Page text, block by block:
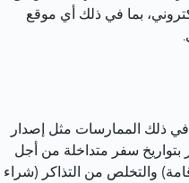
بما في ذلك أي موقع
في ذلك الممارسات مثل إصدار
بتواريخ سفر متداخلة من أجل
والتخلص من التذاكر (شراء